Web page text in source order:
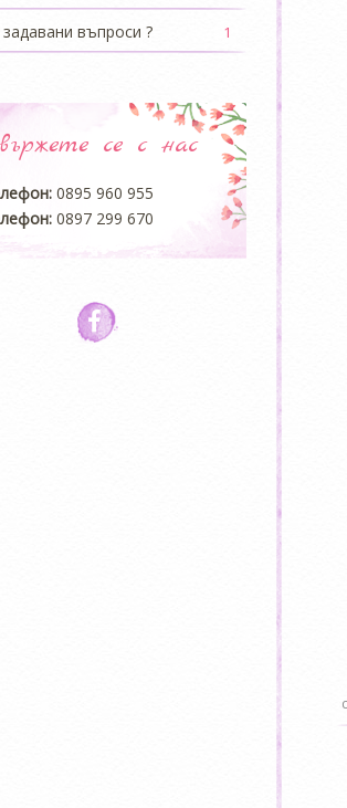
въпроси ? 1
се с нас
0895 960 955
0897 299 670